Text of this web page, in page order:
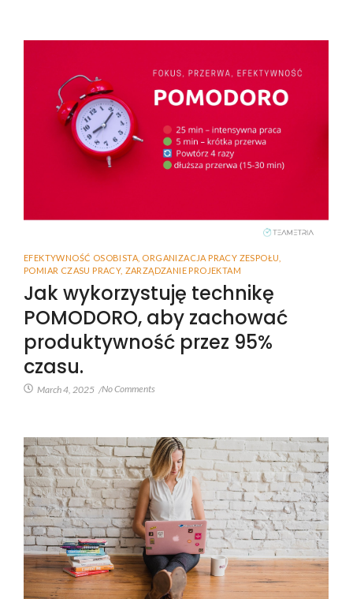
EFEKTYWNOŚĆ OSOBISTA ORGANIZACJA PRACY ZESPOŁU
POMIAR CZASU PRACY, ZARZĄDZANIE PROJEKTAM
Jak wykorzystuję technikę
POMODORO, aby zachować
produktywność przez 95%
czasu.
March 4, 2025 /No Comments